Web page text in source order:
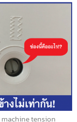
Pattern
tension